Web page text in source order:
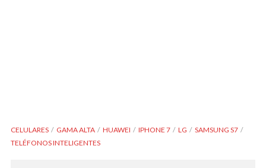
CELULARES GAMA ALTA HUAWEI IPHONE 7 LG
SAMSUNG S7
TELÉFONOS INTELIGENTES